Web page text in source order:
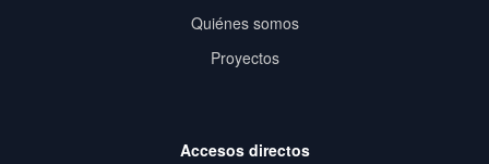
Quiénes somos
Proyectos
Accesos directos